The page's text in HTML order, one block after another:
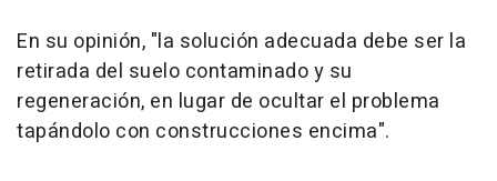
En su opinión, "la solución adecuada debe ser la
retirada del suelo contaminado y su
regeneración, en lugar de ocultar el problema
tapándolo con construcciones encima".